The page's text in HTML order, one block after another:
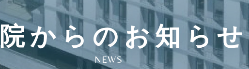
からのお知らせ
NEWS